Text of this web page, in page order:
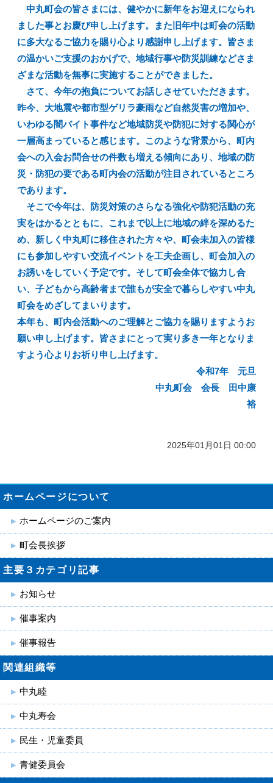
中丸町会の皆さまには、健やかに新年をお迎えになられ
ました事とお慶び申し上げます。また旧年中は町会の活動
に多大なるご協力を賜り心より感謝申し上げます。皆さま
の温かいご支援のおかげで、地域行事や防災訓練などさま
ざまな活動を無事に実施することができました。
さて、今年の抱負についてお話しさせていただきます。
昨今、大地震や都市型ゲリラ豪雨など自然災害の増加や、
いわゆる闇バイト事件など地域防災や防犯に対する関心が
一層高まっていると感じます。このような背景から、町内
会への入会お問合せの件数も増える傾向にあり、地域の防
災・防犯の要である町内会の活動が注目されているところ
であります。
そこで今年は、防災対策のさらなる強化や防犯活動の充
実をはかるとともに、これまで以上に地域の絆を深めるた
め、新しく中丸町に移住された方々や、町会未加入の皆様
にも参加しやすい交流イベントを工夫企画し、町会加入の
お誘いをしていく予定です。そして町会全体で協力し合
い、子どもから高齢者まで誰もが安全で暮らしやすい中丸
町会をめざしてまいります。
本年も、町内会活動へのご理解とご協力を賜りますようお
願い申し上げます。 皆さまにとって実り多き一年となりま
すよう心よりお祈り申し上げます。
令和7年 元旦
中丸町会 会長 田中康
裕
2025年01月01日 00:00
ホームページについて
ホームページのご案内
町会長挨拶
主要３カテゴリ記事
お知らせ
催事案内
催事報告
関連組織等
中丸睦
中丸寿会
民生・児童委員
青健委員会